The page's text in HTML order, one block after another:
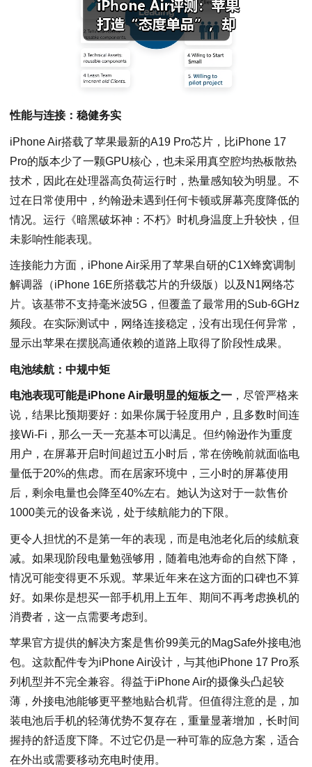
性能与连接：稳健务实
iPhone Air搭载了苹果最新的A19 Pro芯片，比iPhone 17
Pro的版本少了一颗GPU核心，也未采用真空腔均热板散热
技术，因此在处理器高负荷运行时，热量感知较为明显。不
过在日常使用中，约翰逊未遇到任何卡顿或屏幕亮度降低的
情况。运行《暗黑破坏神：不朽》时机身温度上升较快，但
未影响性能表现。
连接能力方面，iPhone Air采用了苹果自研的C1X蜂窝调制
解调器（iPhone 16E所搭载芯片的升级版）以及N1网络芯
片。该基带不支持毫米波5G，但覆盖了最常用的Sub-6GHz
频段。在实际测试中，网络连接稳定，没有出现任何异常，
显示出苹果在摆脱高通依赖的道路上取得了阶段性成果。
电池续航：中规中矩
电池表现可能是iPhone Air最明显的短板之一 ，尽管严格来
说，结果比预期要好：如果你属于轻度用户，且多数时间连
接Wi-Fi，那么一天一充基本可以满足。但约翰逊作为重度
用户，在屏幕开启时间超过五小时后，常在傍晚前就面临电
量低于20%的焦虑。而在居家环境中，三小时的屏幕使用
后，剩余电量也会降至40%左右。她认为这对于一款售价
1000美元的设备来说，处于续航能力的下限。
更令人担忧的不是第一年的表现，而是电池老化后的续航衰
减。如果现阶段电量勉强够用，随着电池寿命的自然下降，
情况可能变得更不乐观。苹果近年来在这方面的口碑也不算
好。如果你是想买一部手机用上五年、期间不再考虑换机的
消费者，这一点需要考虑到。
苹果官方提供的解决方案是售价99美元的MagSafe外接电池
包。这款配件专为iPhone Air设计，与其他iPhone 17 Pro系
列机型并不完全兼容。得益于iPhone Air的摄像头凸起较
薄，外接电池能够更平整地贴合机背。但值得注意的是，加
装电池后手机的轻薄优势不复存在，重量显著增加，长时间
握持的舒适度下降。不过它仍是一种可靠的应急方案，适合
在外出或需要移动充电时使用。